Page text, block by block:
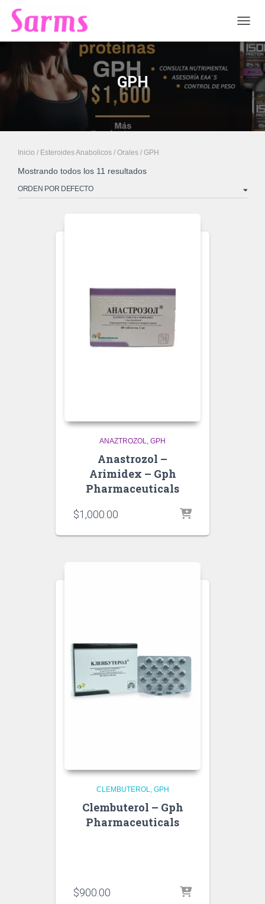
GPH
Inicio / Esteroides Anabolicos / Orales / GPH
Mostrando todos los 11 resultados
ANAZTROZOL GPH
Anastrozol –
Arimidex – Gph
Pharmaceuticals
$1,000.00
CLEMBUTEROL GPH
Clembuterol – Gph
Pharmaceuticals
$900.00